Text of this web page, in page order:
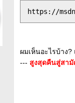
ผมเห็นอะไรบ้าง
--- สูงสุดคืนสู่สา